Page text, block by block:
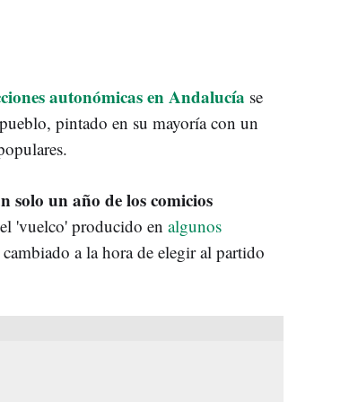
autonómicas en Andalucía se
pintado en su mayoría con un
solo un año de los comicios
'vuelco' producido en algunos
a la hora de elegir al partido